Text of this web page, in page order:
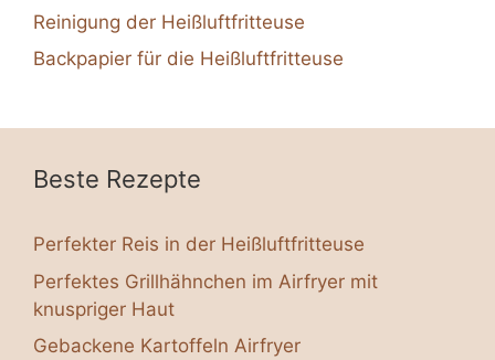
Reinigung der Heißluftfritteuse
Backpapier für die Heißluftfritteuse
Beste Rezepte
Perfekter Reis in der Heißluftfritteuse
Perfektes Grillhähnchen im Airfryer mit
knuspriger Haut
Gebackene Kartoffeln Airfryer